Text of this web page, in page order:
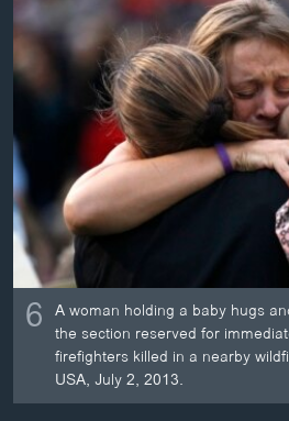
6 A woman holding a baby hugs
the section reserved for
firefighters killed in a nearby
USA, July 2, 2013.